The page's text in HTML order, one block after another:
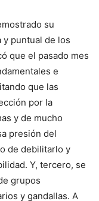
su
y puntual de los
que el pasado mes
e
que las
por la
y de mucho
presión del
de debilitarlo y
Y, tercero, se
grupos
y gandallas. A